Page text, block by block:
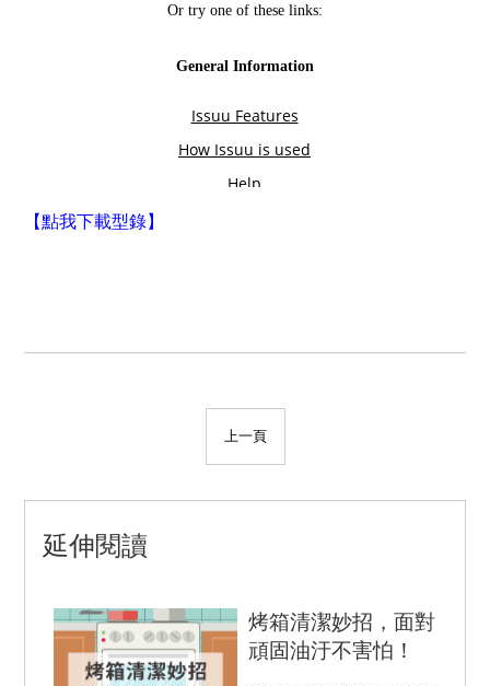
【點我下載型錄】
上一頁
延伸閱讀
烤箱清潔妙招，面對
頑固油汙不害怕！